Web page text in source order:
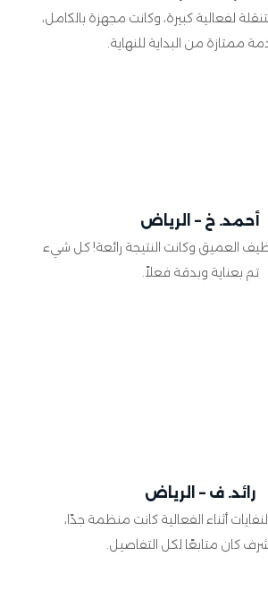
لفعالية كبيرة، وكانت مجهزة بالكامل،
ممتازة من البداية للنهاية.
أحمد. خ – الرياض
العميق وكانت النتيجة رائعة! كل شيء
تم بعناية وبدقة فعلاً.
رائد. ف – الرياض
أثناء الفعالية كانت منظمة جدًا،
كان متابعًا لكل التفاصيل.